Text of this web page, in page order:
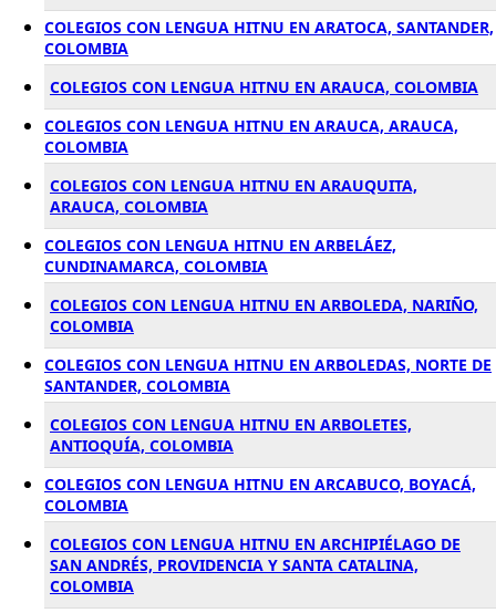
COLEGIOS CON LENGUA HITNU EN ARATOCA, SANTANDER,
COLOMBIA
COLEGIOS CON LENGUA HITNU EN ARAUCA, COLOMBIA
COLEGIOS CON LENGUA HITNU EN ARAUCA, ARAUCA,
COLOMBIA
COLEGIOS CON LENGUA HITNU EN ARAUQUITA,
ARAUCA, COLOMBIA
COLEGIOS CON LENGUA HITNU EN ARBELÁEZ,
CUNDINAMARCA, COLOMBIA
COLEGIOS CON LENGUA HITNU EN ARBOLEDA, NARIÑO,
COLOMBIA
COLEGIOS CON LENGUA HITNU EN ARBOLEDAS, NORTE DE
SANTANDER, COLOMBIA
COLEGIOS CON LENGUA HITNU EN ARBOLETES,
ANTIOQUÍA, COLOMBIA
COLEGIOS CON LENGUA HITNU EN ARCABUCO, BOYACÁ,
COLOMBIA
COLEGIOS CON LENGUA HITNU EN ARCHIPIÉLAGO DE
SAN ANDRÉS, PROVIDENCIA Y SANTA CATALINA,
COLOMBIA